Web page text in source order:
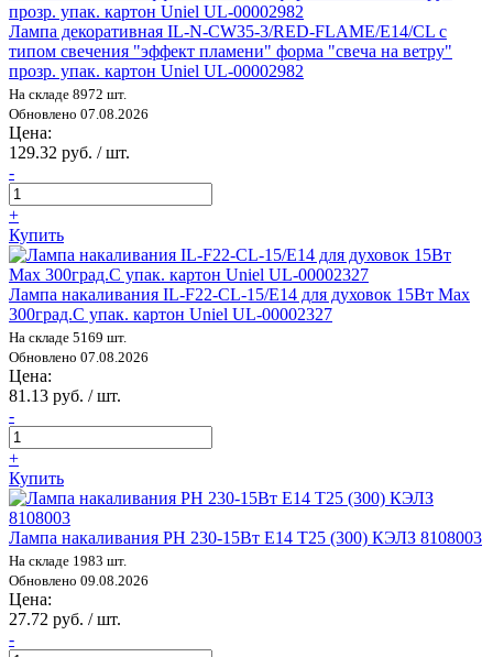
Лампа декоративная IL-N-CW35-3/RED-FLAME/E14/CL с
типом свечения "эффект пламени" форма "свеча на ветру"
прозр. упак. картон Uniel UL-00002982
На складе 8972 шт.
Обновлено 07.08.2026
Цена:
129.32 руб. / шт.
-
+
Купить
Лампа накаливания IL-F22-CL-15/E14 для духовок 15Вт Max
300град.C упак. картон Uniel UL-00002327
На складе 5169 шт.
Обновлено 07.08.2026
Цена:
81.13 руб. / шт.
-
+
Купить
Лампа накаливания РН 230-15Вт E14 Т25 (300) КЭЛЗ 8108003
На складе 1983 шт.
Обновлено 09.08.2026
Цена:
27.72 руб. / шт.
-